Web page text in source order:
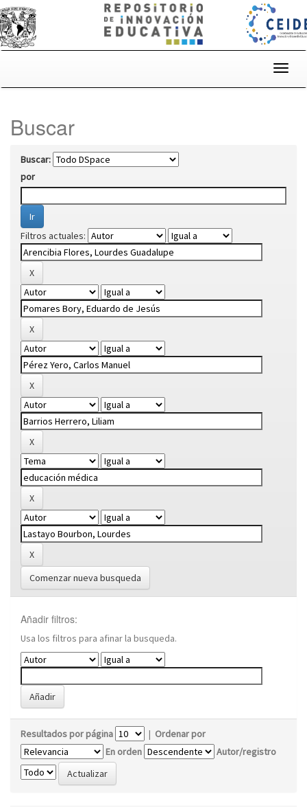
Buscar
Buscar:
por
Filtros actuales:
Comenzar nueva busqueda
Añadir filtros:
Usa los filtros para afinar la busqueda.
Resultados por página | Ordenar por
En orden
Autor/registro